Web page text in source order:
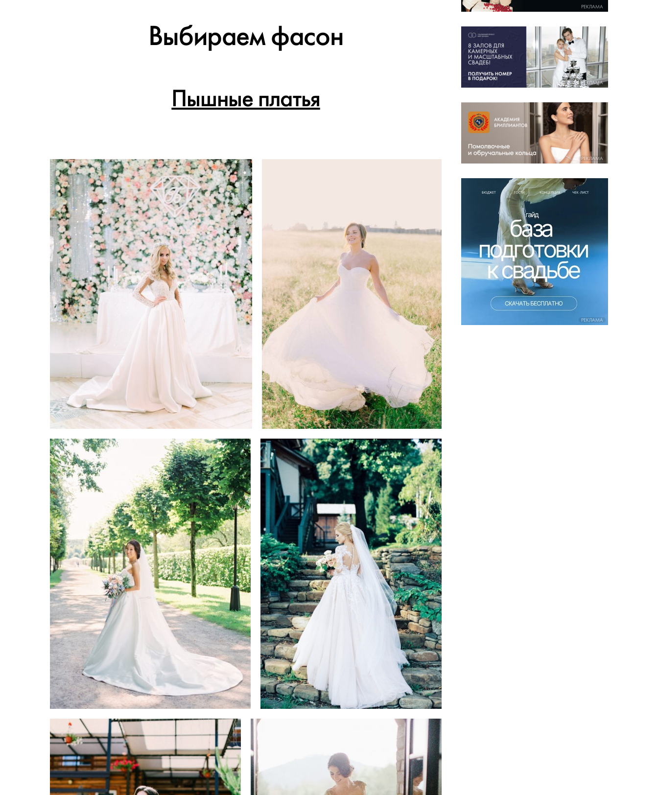
Выбираем фасон
Пышные платья
РЕКЛАМА
РЕКЛАМА
РЕКЛАМА
РЕКЛАМА